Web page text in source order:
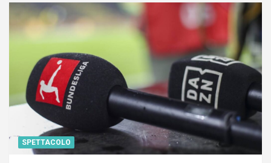
SPETTACOLO